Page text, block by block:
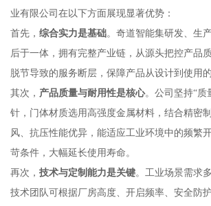
业有限公司在以下方面展现显著优势：
首先， 综合实力是基础。奇道智能集研发、生
后于一体，拥有完整产业链，从源头把控产品
脱节导致的服务断层，保障产品从设计到使用
其次， 产品质量与耐用性是核心。公司坚持“质
针，门体材质选用高强度金属材料，结合精密
风、抗压性能优异，能适应工业环境中的频繁
苛条件，大幅延长使用寿命。
再次， 技术与定制能力是关键。工业场景需求
技术团队可根据厂房高度、开启频率、安全防